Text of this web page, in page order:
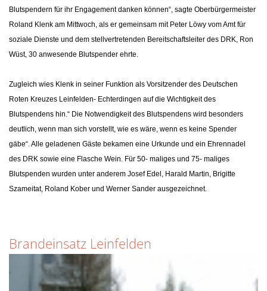
KONTAKT
INTERN
Blutspendern für ihr Engagement danken können“, sagte Oberbürgermeister
Roland Klenk am Mittwoch, als er gemeinsam mit Peter Löwy vom Amt für
soziale Dienste und dem stellvertretenden Bereitschaftsleiter des DRK, Ron
Wüst, 30 anwesende Blutspender ehrte.
Zugleich wies Klenk in seiner Funktion als Vorsitzender des Deutschen
Roten Kreuzes Leinfelden- Echterdingen auf die Wichtigkeit des
Blutspendens hin.“ Die Notwendigkeit des Blutspendens wird besonders
deutlich, wenn man sich vorstellt, wie es wäre, wenn es keine Spender
gäbe“. Alle geladenen Gäste bekamen eine Urkunde und ein Ehrennadel
des DRK sowie eine Flasche Wein. Für 50- maliges und 75- maliges
Blutspenden wurden unter anderem Josef Edel, Harald Martin, Brigitte
Szameitat, Roland Kober und Werner Sander ausgezeichnet.
Brandeinsatz Leinfelden